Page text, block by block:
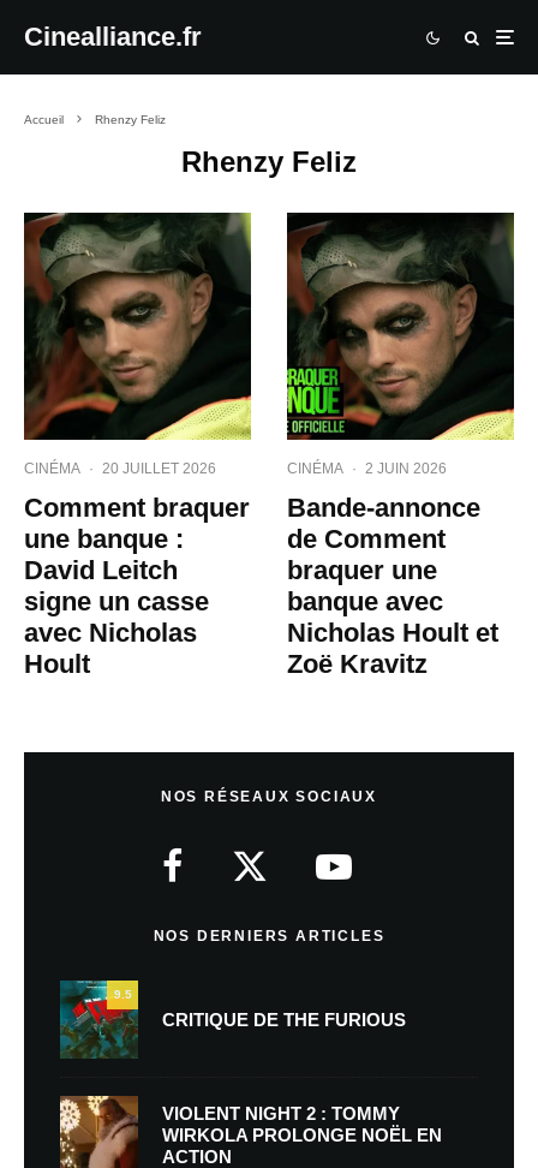
Cinealliance.fr
Accueil Rhenzy Feliz
Rhenzy Feliz
CINÉMA · 20 JUILLET 2026
Comment braquer
une banque :
David Leitch
signe un casse
avec Nicholas
Hoult
CINÉMA · 2 JUIN 2026
Bande-annonce
de Comment
braquer une
banque avec
Nicholas Hoult et
Zoë Kravitz
NOS RÉSEAUX SOCIAUX
NOS DERNIERS ARTICLES
9.5
CRITIQUE DE THE FURIOUS
VIOLENT NIGHT 2 : TOMMY
WIRKOLA PROLONGE NOËL EN
ACTION